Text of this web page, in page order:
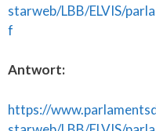
starweb/LBB/ELVIS/
f
Antwort:
https://